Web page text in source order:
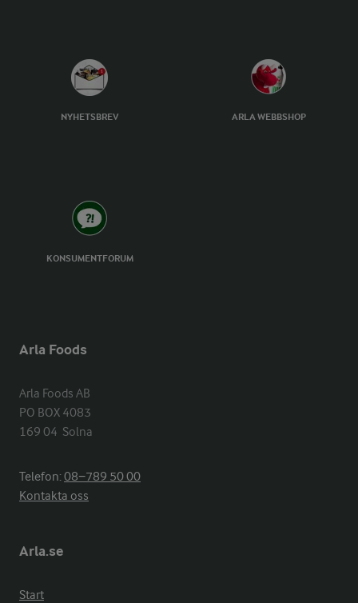
NYHETSBREV ARLA WEBBSHOP
KONSUMENTFORUM
Arla Foods
Arla Foods AB
PO BOX 4083
169 04  Solna
Telefon:08−789 50 00
Kontakta oss
Arla.se
Start